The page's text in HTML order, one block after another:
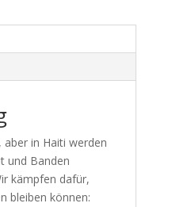
in Haiti werden
und Banden
kämpfen dafür,
bleiben können: